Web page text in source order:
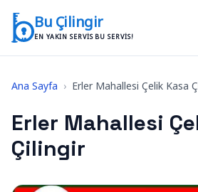
Bu Çilingir
EN YAKIN SERVIS BU SERVIS!
Ana Sayfa › Erler Mahallesi Çelik Kasa
Erler Mahallesi
Çilingir